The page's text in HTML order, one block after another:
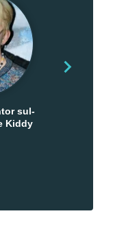
sul-
Kiddy